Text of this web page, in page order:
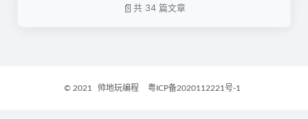
通用寄存器包括R0～R15，可以分为具体哪三类？
式传递的？
共 34 篇文章
© 2021 帅地玩编程 粤ICP备2020112221号-1